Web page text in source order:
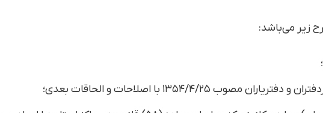
زیر می‌باشد:
۲۵‏‏‏/۴‏‏‏/۱۳۵۴ با اصلاحات و الحاقات بعدی؛